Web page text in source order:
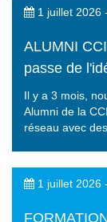
1 juillet 2026
ALUMNI
passe de
Il y a 3 mois,
Alumni de la
réseau avec
1 juillet 2026